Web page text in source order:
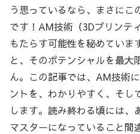
う思っているなら、まさにこ
です！AM技術（3Dプリンテ
もたらす可能性を秘めていま
と、そのポテンシャルを最大
ん。この記事では、AM技術
ントを、わかりやすく、そし
します。読み終わる頃には
マスターになっていること間